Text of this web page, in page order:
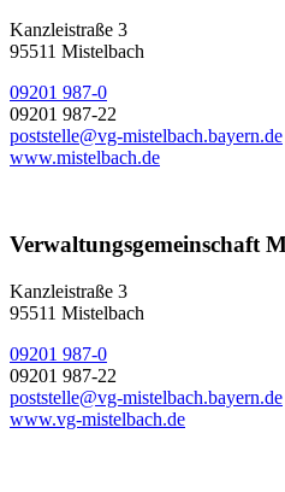
Kanzleistraße 3
95511 Mistelbach
09201 987-0
09201 987-22
poststelle@vg-mistelbach.bayern.de
www.mistelbach.de
Verwaltungsgemeinschaft
Kanzleistraße 3
95511 Mistelbach
09201 987-0
09201 987-22
poststelle@vg-mistelbach.bayern.de
www.vg-mistelbach.de